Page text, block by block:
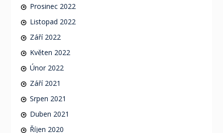
Prosinec 2022
Listopad 2022
Září 2022
Květen 2022
Únor 2022
Září 2021
Srpen 2021
Duben 2021
Říjen 2020